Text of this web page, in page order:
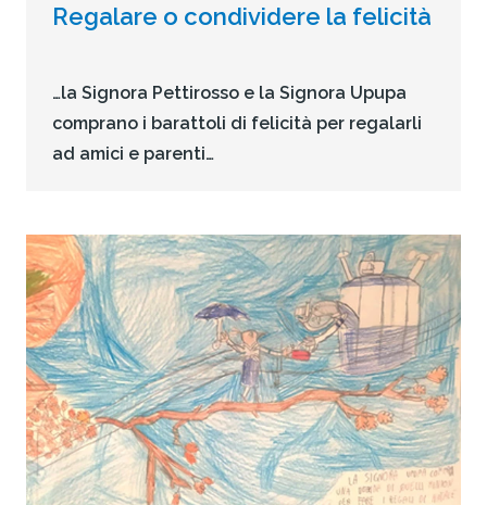
Regalare o condividere la felicità
…la Signora Pettirosso e la Signora Upupa
comprano i barattoli di felicità per regalarli
ad amici e parenti…